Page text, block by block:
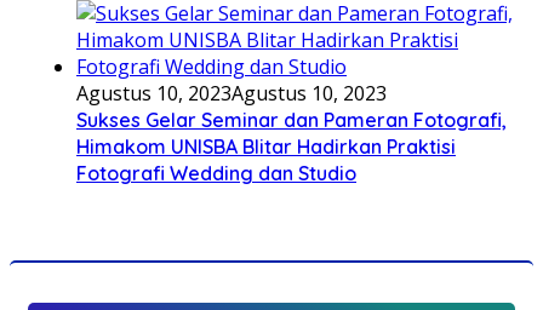
Agustus 10, 2023Agustus 10, 2023
Sukses Gelar Seminar dan Pameran Fotografi,
Himakom UNISBA Blitar Hadirkan Praktisi
Fotografi Wedding dan Studio